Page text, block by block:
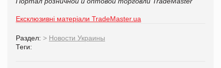
Ексклюзивні матеріали TradeMaster.ua
Раздел: > Новости Украины
Теги: